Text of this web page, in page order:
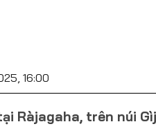
16:00
Ràjagaha, trên núi